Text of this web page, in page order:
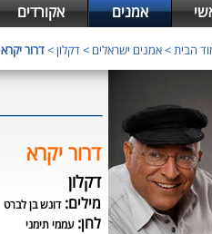
אמנים אקורדים
הבית>אמנים ישראלים >דקלון>דרור יקרא
דרור יקרא
דקלון
מילים:דונש בן לברט
לחן:עממי תימני